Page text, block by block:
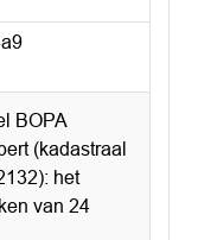
BOPA
(kadastraal
het
van 24